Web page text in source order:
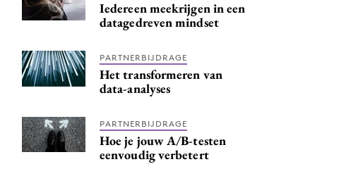
Iedereen meekrijgen in een
datagedreven mindset
PARTNERBIJDRAGE
Het transformeren van
data-analyses
PARTNERBIJDRAGE
Hoe je jouw A/B-testen
eenvoudig verbetert